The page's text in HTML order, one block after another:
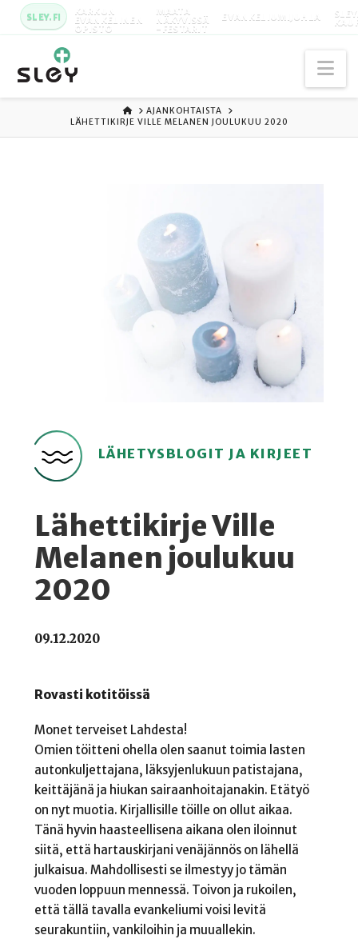
SLEY.FI KARKUN
EVANKELINEN
OPISTO
MAATA
NÄKYVISSÄ
-FESTARIT
EVANKELIUMIJUHLA
ETUSIVU
AJANKOHTAISTA
LÄHETTIKIRJE VILLE MELANEN JOULUKUU 2020
LÄHETYSBLOGIT JA KIRJEET
Lähettikirje Ville
Melanen joulukuu
2020
09.12.2020
Rovasti kotitöissä
Monet terveiset Lahdesta!
Omien töitteni ohella olen saanut toimia lasten
autonkuljettajana, läksyjenlukuun patistajana,
keittäjänä ja hiukan sairaanhoitajanakin. Etätyö
on nyt muotia. Kirjallisille töille on ollut aikaa.
Tänä hyvin haasteellisena aikana olen iloinnut
siitä, että hartauskirjani venäjännös on lähellä
julkaisua. Mahdollisesti se ilmestyy jo tämän
vuoden loppuun mennessä. Toivon ja rukoilen,
että tällä tavalla evankeliumi voisi levitä
seurakuntiin, vankiloihin ja muuallekin.